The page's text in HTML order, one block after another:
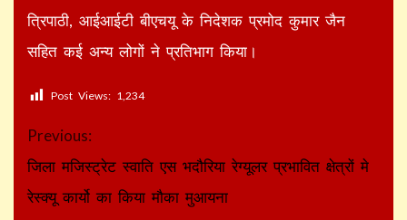
त्रिपाठी, आईआईटी बीएचयू के निदेशक प्रमोद कुमार जैन
सहित कई अन्य लोगों ने प्रतिभाग किया।
Post Views: 1,234
Continue
Reading
Previous:
जिला मजिस्ट्रेट स्वाति एस भदौरिया रेग्यूलर प्रभावित क्षेत्रों मे
रेस्क्यू कार्यो का किया मौका मुआयना